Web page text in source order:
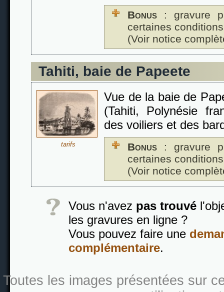
Bonus : gravure
certaines
(Voir notice
Tahiti, baie de Papeete
tarifs
Vue de la baie de
(Tahiti, Polynésie
des voiliers et des
Bonus : gravure
certaines
(Voir notice
Vous n'avez pas trouvé
les gravures en ligne ?
Vous pouvez faire une
complémentaire.
Toutes les images présentées sur